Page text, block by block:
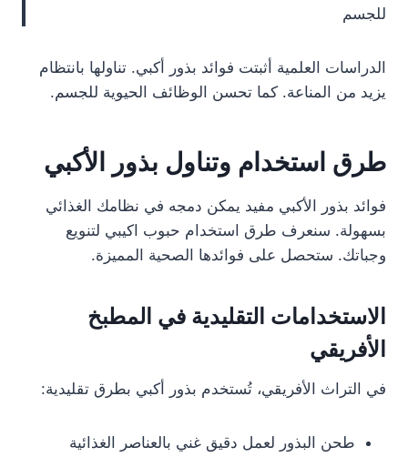
للجسم
الدراسات العلمية أثبتت فوائد بذور أكبي. تناولها بانتظام
يزيد من المناعة. كما تحسن الوظائف الحيوية للجسم.
طرق استخدام وتناول بذور الأكبي
فوائد بذور الأكبي مفيد يمكن دمجه في نظامك الغذائي
بسهولة. سنعرف طرق استخدام حبوب اكيبي لتنويع
وجباتك. ستحصل على فوائدها الصحية المميزة.
الاستخدامات التقليدية في المطبخ
الأفريقي
في التراث الأفريقي، تُستخدم بذور أكبي بطرق تقليدية:
طحن البذور لعمل دقيق غني بالعناصر الغذائية